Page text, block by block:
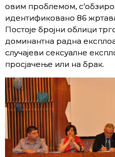
овим проблемом,
идентификовано 86
Постоје бројни облици
доминантна радна
случајеви сексуалне
просјачење или на брак.